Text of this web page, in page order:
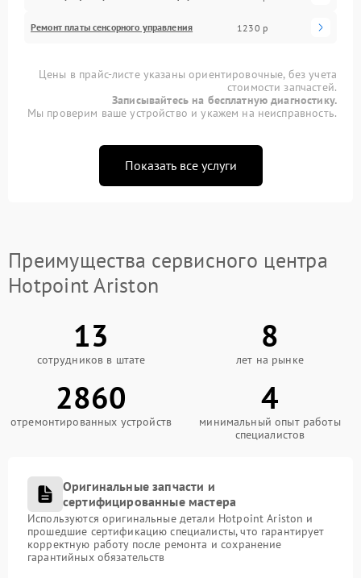
Ремонт платы сенсорного управления 1230 р
Цены в прайс-листе указаны ориентировочные, без учета
стоимости запчастей.
Записывайтесь на бесплатную диагностику.
Мы проверим ваше устройство и укажем на неисправность.
Показать все услуги
Преимущества сервисного центра
Hotpoint Ariston
13
сотрудников в штате
8
лет на рынке
2860
отремонтированных устройств
4
минимальный опыт работы
специалистов
Оригинальные запчасти и
сертифицированные мастера
Используются оригинальные детали Hotpoint Ariston и
прошедшие сертификацию специалисты, что гарантирует
корректную работу после ремонта и сохранение
гарантийных обязательств